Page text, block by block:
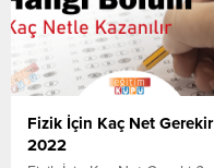
Fizik İçin Kaç Net Gerekir
2022